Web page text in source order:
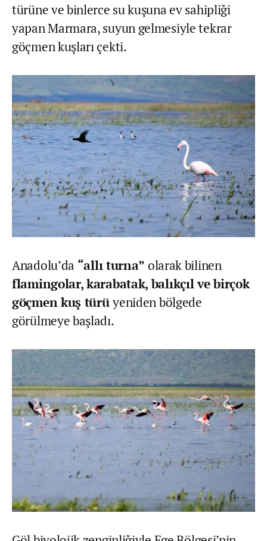
türüne ve binlerce su kuşuna ev sahipliği
yapan Marmara, suyun gelmesiyle tekrar
göçmen kuşları çekti.
Anadolu’da “allı turna” olarak bilinen
flamingolar, karabatak, balıkçıl ve birçok
göçmen kuş türüyeniden bölgede
görülmeye başladı.